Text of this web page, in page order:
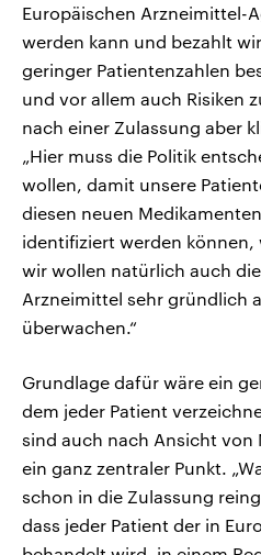
Europäischen Arzneimittel-
werden kann und bezahlt
geringer Patientenzahlen
und vor allem auch Risiken
nach einer Zulassung aber
„Hier muss die Politik
wollen, damit unsere
diesen neuen
identifiziert werden
wir wollen natürlich auch
Arzneimittel sehr gründlich
überwachen.“
Grundlage dafür wäre ein
dem jeder Patient
sind auch nach Ansicht von
ein ganz zentraler Punkt.
schon in die Zulassung
dass jeder Patient der in